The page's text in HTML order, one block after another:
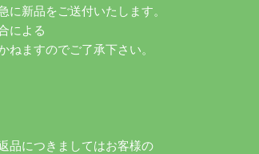
に新品をご送付いたします。
による
ねますのでご了承下さい。
品につきましてはお客様の